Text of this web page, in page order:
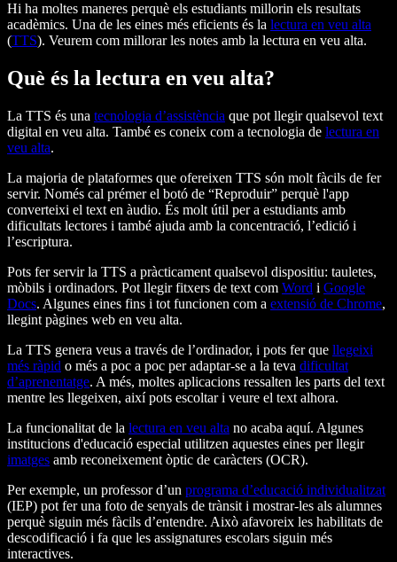
Hi ha moltes maneres perquè els estudiants millorin els resultats
acadèmics. Una de les eines més eficients és la lectura en veu alta
(TTS). Veurem com millorar les notes amb la lectura en veu alta.
Què és la lectura en veu alta?
La TTS és una tecnologia d’assistència que pot llegir qualsevol text
digital en veu alta. També es coneix com a tecnologia de lectura en
veu alta.
La majoria de plataformes que ofereixen TTS són molt fàcils de fer
servir. Només cal prémer el botó de “Reproduir” perquè l'app
converteixi el text en àudio. És molt útil per a estudiants amb
dificultats lectores i també ajuda amb la concentració, l’edició i
l’escriptura.
Pots fer servir la TTS a pràcticament qualsevol dispositiu: tauletes,
mòbils i ordinadors. Pot llegir fitxers de text com Word i Google
Docs. Algunes eines fins i tot funcionen com a extensió de Chrome,
llegint pàgines web en veu alta.
La TTS genera veus a través de l’ordinador, i pots fer que llegeixi
més ràpid o més a poc a poc per adaptar-se a la teva dificultat
d’aprenentatge. A més, moltes aplicacions ressalten les parts del text
mentre les llegeixen, així pots escoltar i veure el text alhora.
La funcionalitat de la lectura en veu alta no acaba aquí. Algunes
institucions d'educació especial utilitzen aquestes eines per llegir
imatges amb reconeixement òptic de caràcters (OCR).
Per exemple, un professor d’un programa d’educació individualitzat
(IEP) pot fer una foto de senyals de trànsit i mostrar-les als alumnes
perquè siguin més fàcils d’entendre. Això afavoreix les habilitats de
descodificació i fa que les assignatures escolars siguin més
interactives.